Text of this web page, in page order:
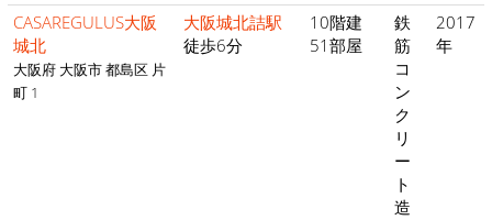
CASAREGULUS大阪
城北
大阪府 大阪市 都島区 片
町 1
大阪城北詰駅
徒歩6分
10階建
51部屋
鉄
筋
コ
ン
ク
リ
ー
ト
造
2017
年